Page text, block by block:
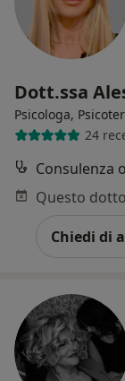
Dott.ssa
Psicologa,
24
Consulenza
Chiedi di